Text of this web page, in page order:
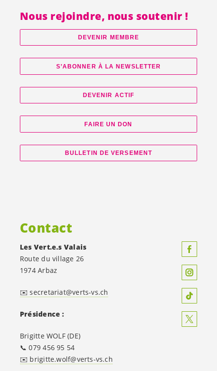
Nous rejoindre, nous soutenir !
DEVENIR MEMBRE
S’ABONNER À LA NEWSLETTER
DEVENIR ACTIF
FAIRE UN DON
BULLETIN DE VERSEMENT
Contact
Les Vert.e.s Valais
Route du village 26
1974 Arbaz
✉️ secretariat@verts-vs.ch
Présidence :
Brigitte WOLF (DE)
📞 079 456 95 54
✉️ brigitte.wolf@verts-vs.ch